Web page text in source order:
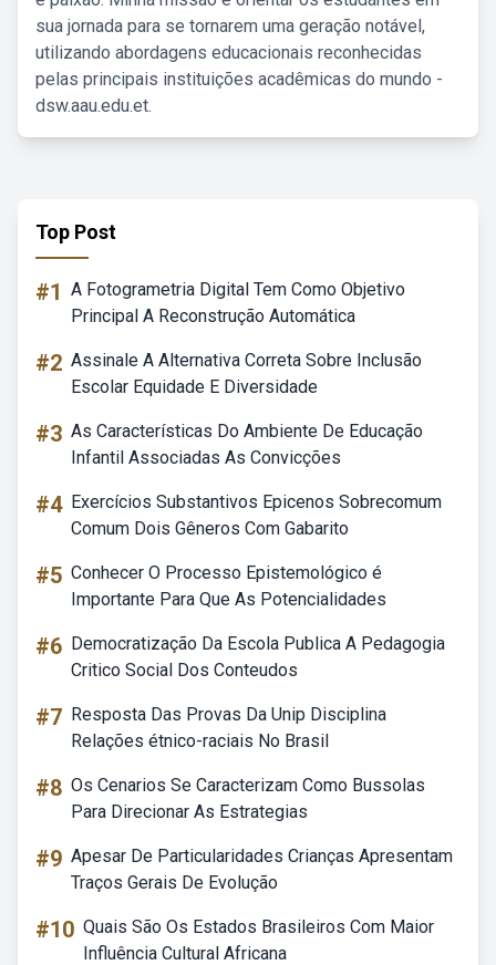
sua jornada para se tornarem uma geração notável,
utilizando abordagens educacionais reconhecidas
pelas principais instituições acadêmicas do mundo -
dsw.aau.edu.et.
Top Post
#1 A Fotogrametria Digital Tem Como Objetivo
Principal A Reconstrução Automática
#2 Assinale A Alternativa Correta Sobre Inclusão
Escolar Equidade E Diversidade
#3 As Características Do Ambiente De Educação
Infantil Associadas As Convicções
#4 Exercícios Substantivos Epicenos Sobrecomum
Comum Dois Gêneros Com Gabarito
#5 Conhecer O Processo Epistemológico é
Importante Para Que As Potencialidades
#6 Democratização Da Escola Publica A Pedagogia
Critico Social Dos Conteudos
#7 Resposta Das Provas Da Unip Disciplina
Relações étnico-raciais No Brasil
#8 Os Cenarios Se Caracterizam Como Bussolas
Para Direcionar As Estrategias
#9 Apesar De Particularidades Crianças Apresentam
Traços Gerais De Evolução
#10 Quais São Os Estados Brasileiros Com Maior
Influência Cultural Africana